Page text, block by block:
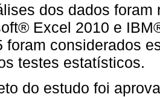
dos dados
Excel 2010 e
foram considerados
testes estatísticos.
do estudo foi